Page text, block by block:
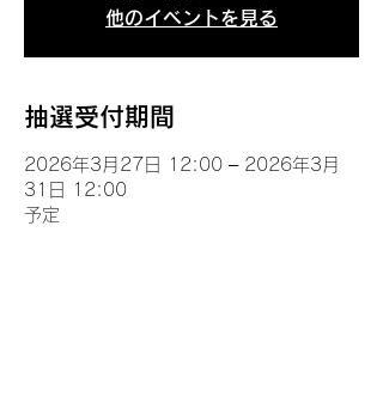
他のイベントを見る
抽選受付期間
2026年3月27日 12:00 – 2026年3月
31日 12:00
予定